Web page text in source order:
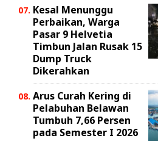
Kesal Menunggu
Perbaikan, Warga
Pasar 9 Helvetia
Timbun Jalan Rusak 15
Dump Truck
Dikerahkan
Arus Curah Kering di
Pelabuhan Belawan
Tumbuh 7,66 Persen
pada Semester I 2026